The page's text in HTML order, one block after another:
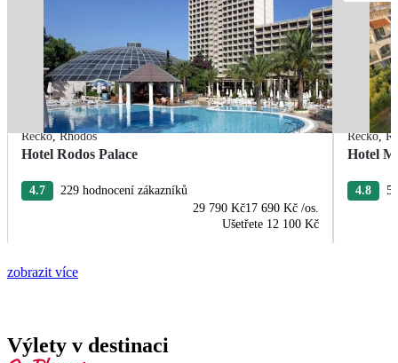
Řecko,Rhodos
Hotel Rodos Palace
4.7
229 hodnocení zákazníků
29 790 Kč17 690 Kč /os.
Ušetřete 12 100 Kč
Řecko,
Hotel
4.8
zobrazit více
Výlety v destinaci